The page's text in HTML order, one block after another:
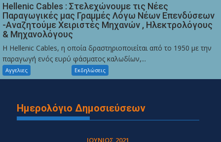
Hellenic Cables : Στελεχώνουμε τις Νέες
Παραγωγικές μας Γραμμές Λόγω Νέων Επενδύσεων
-Αναζητούμε Χειριστές Μηχανών , Ηλεκτρολόγους
& Μηχανολόγους
Η Hellenic Cables, η οποία δραστηριοποιείται από το 1950 με την
παραγωγή ενός ευρύ φάσματος καλωδίων,...
Αγγελιες Εκδηλώσεις
Ημερολόγιο Δημοσιεύσεων
ΙΟΎΝΙΟΣ 2021